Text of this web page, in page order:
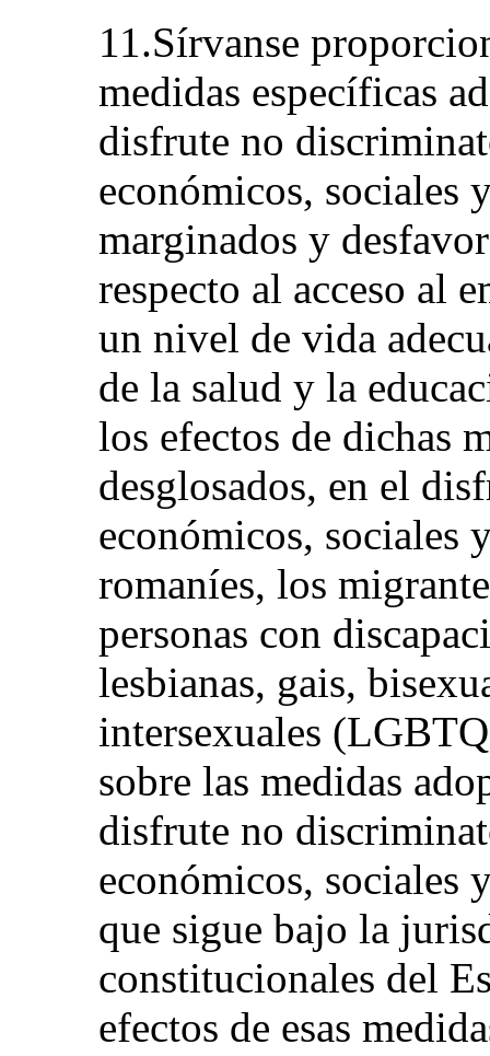
11.Sírvanse
medidas específicas
disfrute no
económicos, sociales
marginados y
respecto al acceso al
un nivel de vida
de la salud y la
los efectos de dichas
desglosados, en el
económicos, sociales
romaníes, los
personas con
lesbianas, gais,
intersexuales
sobre las medidas
disfrute no
económicos, sociales
que sigue bajo la
constitucionales del
efectos de esas